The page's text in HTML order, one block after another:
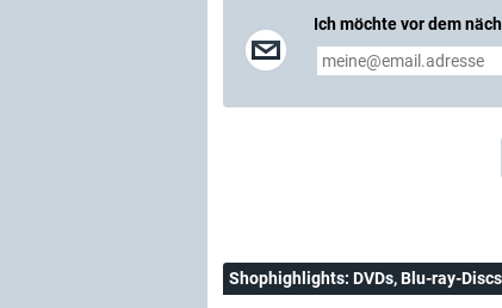
Ich möchte vor dem
Shophighlights: DVDs, Blu-ray-